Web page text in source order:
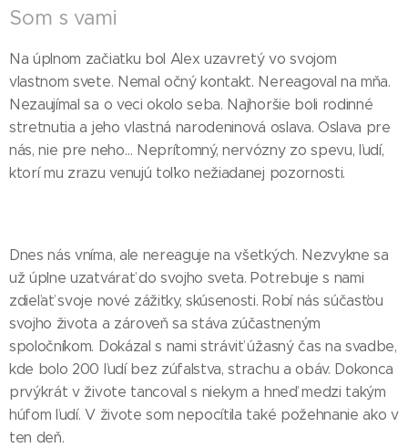
Som s vami
Na úplnom začiatku bol Alex uzavretý vo svojom
vlastnom svete. Nemal očný kontakt. Nereagoval na mňa.
Nezaujímal sa o veci okolo seba. Najhoršie boli rodinné
stretnutia a jeho vlastná narodeninová oslava. Oslava pre
nás, nie pre neho… Neprítomný, nervózny zo spevu, ľudí,
ktorí mu zrazu venujú toľko nežiadanej pozornosti.
Dnes nás vníma, ale nereaguje na všetkých. Nezvykne sa
už úplne uzatvárať do svojho sveta. Potrebuje s nami
zdieľať svoje nové zážitky, skúsenosti. Robí nás súčasťou
svojho života a zároveň sa stáva zúčastneným
spoločníkom. Dokázal s nami stráviť úžasný čas na svadbe,
kde bolo 200 ľudí bez zúfalstva, strachu a obáv. Dokonca
prvýkrát v živote tancoval s niekym a hneď medzi takým
húfom ľudí. V živote som nepocítila také požehnanie ako v
ten deň.